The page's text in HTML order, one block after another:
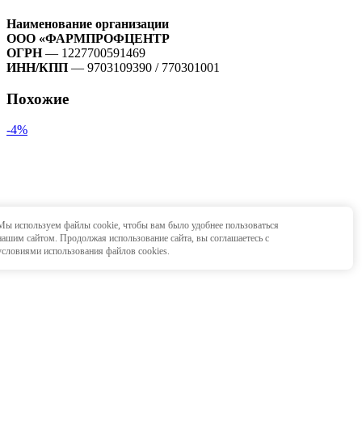
Наименование организации
ООО «ФАРМПРОФЦЕНТР
ОГРН— 1227700591469
ИНН/КПП — 9703109390 / 770301001
Похожие
-4%
используем файлы cookie, чтобы вам было удобнее пользоваться
сайтом. Продолжая использование сайта, вы соглашаетесь c
использования файлов cookies.